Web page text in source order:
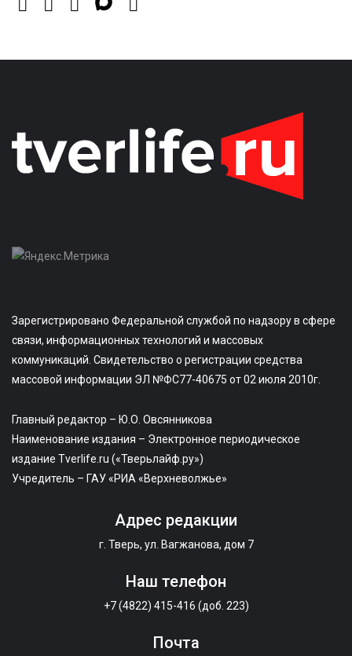
Зарегистрировано Федеральной службой по надзору в сфере
связи, информационных технологий и массовых
коммуникаций. Свидетельство о регистрации средства
массовой информации ЭЛ №ФС77-40675 от 02 июля 2010г.
Главный редактор – Ю.О. Овсянникова
Наименование издания – Электронное периодическое
издание Tverlife.ru («Тверьлайф.ру»)
Учредитель – ГАУ «РИА «Верхневолжье»
Адрес редакции
г. Тверь, ул. Вагжанова, дом 7
Наш телефон
+7 (4822) 415-416 (доб. 223)
Почта